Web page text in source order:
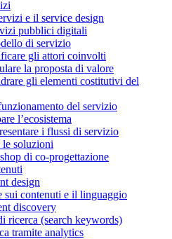
e il service design
pubblici digitali
di servizio
gli attori coinvolti
la proposta di valore
gli elementi costitutivi del
del servizio
l’ecosistema
i flussi di servizio
le soluzioni
di co-progettazione
design
sui contenuti e il linguaggio
discovery
ricerca (search keywords)
tramite analytics